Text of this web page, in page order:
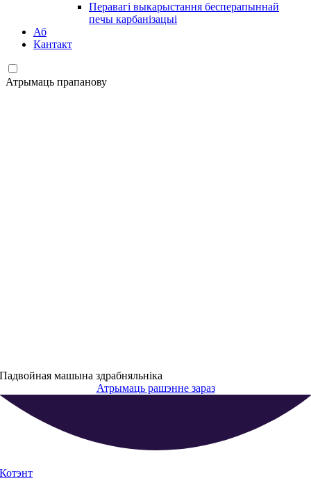
Перавагі выкарыстання бесперапыннай
печы карбанізацыі
Аб
Кантакт
Атрымаць прапанову
Падвойная машына здрабняльніка
Атрымаць рашэнне зараз
Котэнт